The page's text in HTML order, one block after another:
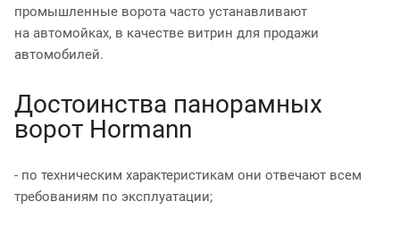
промышленные ворота часто устанавливают
на автомойках, в качестве витрин для продажи
автомобилей.
Достоинства панорамных
ворот Hormann
- по техническим характеристикам они отвечают всем
требованиям по эксплуатации;